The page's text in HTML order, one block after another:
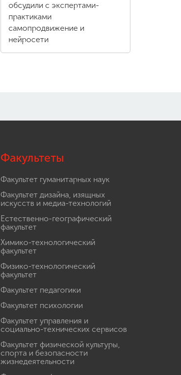
обсудили с экспертами-
практиками
самопродвижение и
нейросети
Факультеты
Факультет гуманитарных наук
Факультет дизайна, изящных
искусств и медиа-технологий
Естественно-географический
факультет
Химико-технологический
факультет
Физико-технологический
факультет
Факультет педагогики
Факультет психологии
Факультет управления и
социально-технических сервисов
Факультет физической культуры,
спорта и безопасности
жизнедеятельности